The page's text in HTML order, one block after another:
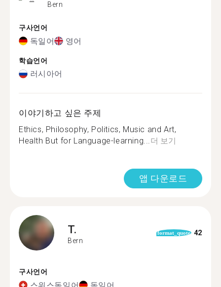
Bern
구사언어
독일어 영어
학습언어
러시아어
이야기하고 싶은 주제
Ethics, Philosophy, Politics, Music and Art,
Health But for Language-learning...더 보기
앱 다운로드
T.
Bern
format_quote 42
구사언어
스위스독일어 독일어